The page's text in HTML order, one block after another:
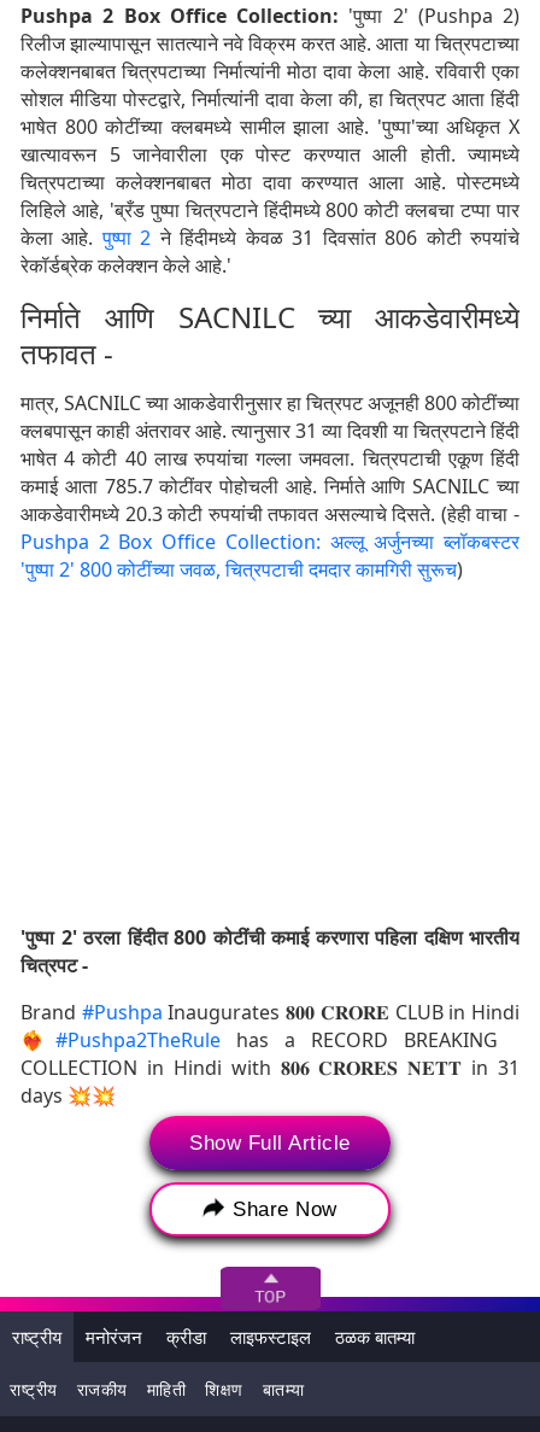
Pushpa 2 Box Office Collection: 'पुष्पा 2' (Pushpa 2)
रिलीज झाल्यापासून सातत्याने नवे विक्रम करत आहे. आता या चित्रपटाच्या
कलेक्शनबाबत चित्रपटाच्या निर्मात्यांनी मोठा दावा केला आहे. रविवारी एका
सोशल मीडिया पोस्टद्वारे, निर्मात्यांनी दावा केला की, हा चित्रपट आता हिंदी
भाषेत 800 कोटींच्या क्लबमध्ये सामील झाला आहे. 'पुष्पा'च्या अधिकृत X
खात्यावरून 5 जानेवारीला एक पोस्ट करण्यात आली होती. ज्यामध्ये
चित्रपटाच्या कलेक्शनबाबत मोठा दावा करण्यात आला आहे. पोस्टमध्ये
लिहिले आहे, 'ब्रँड पुष्पा चित्रपटाने हिंदीमध्ये 800 कोटी क्लबचा टप्पा पार
केला आहे.पुष्पा 2 ने हिंदीमध्ये केवळ 31 दिवसांत 806 कोटी रुपयांचे
रेकॉर्डब्रेक कलेक्शन केले आहे.'
निर्माते आणि SACNILC च्या आकडेवारीमध्ये
तफावत -
मात्र, SACNILC च्या आकडेवारीनुसार हा चित्रपट अजूनही 800 कोटींच्या
क्लबपासून काही अंतरावर आहे. त्यानुसार 31 व्या दिवशी या चित्रपटाने हिंदी
भाषेत 4 कोटी 40 लाख रुपयांचा गल्ला जमवला. चित्रपटाची एकूण हिंदी
कमाई आता 785.7 कोटींवर पोहोचली आहे. निर्माते आणि SACNILC च्या
आकडेवारीमध्ये 20.3 कोटी रुपयांची तफावत असल्याचे दिसते. (हेही वाचा -
Pushpa 2 Box Office Collection: अल्लू अर्जुनच्या ब्लॉकबस्टर
'पुष्पा 2' 800 कोटींच्या जवळ, चित्रपटाची दमदार कामगिरी सुरूच)
'पुष्पा 2' ठरला हिंदीत 800 कोटींची कमाई करणारा पहिला दक्षिण भारतीय
चित्रपट -
Brand #Pushpa Inaugurates 𝟖𝟎𝟎 𝐂𝐑𝐎𝐑𝐄 CLUB in Hindi
❤‍🔥 #Pushpa2TheRule has a RECORD BREAKING
COLLECTION in Hindi with 𝟖𝟎𝟔 𝐂𝐑𝐎𝐑𝐄𝐒 𝐍𝐄𝐓𝐓 in 31
days 💥💥
Book your tickets now!
https://t.co/eJusnmNS6Y#Pushpa2#WildFirePushpa
@alluarjun…pic.twitter.com/GopbAQyrkx
— Pushpa (@PushpaMovie)January 5, 2025
जगभरात 1831 कोटींची कमाई -
या चित्रपटाने जगभरात 1831 कोटींचा व्यवसाय केला आहे. आगामी काळात
चित्रपटाची कमाई आणखी वाढू शकते. हा चित्रपट 2000 कोटींची कमाई
Show Full Article
Share Now
राष्ट्रीय मनोरंजन क्रीडा लाइफस्टाइल ठळक बातम्या
राष्ट्रीय राजकीय माहिती शिक्षण बातम्या